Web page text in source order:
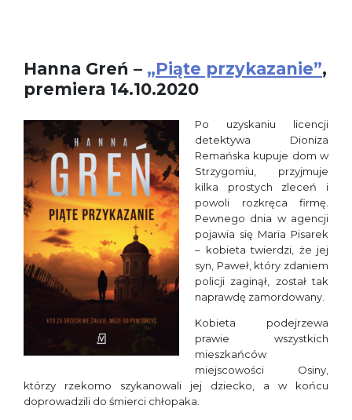
Hanna Greń – „Piąte przykazanie”,
premiera 14.10.2020
Po uzyskaniu licencji
detektywa Dioniza
Remańska kupuje dom w
Strzygomiu, przyjmuje
kilka prostych zleceń i
powoli rozkręca firmę.
Pewnego dnia w agencji
pojawia się Maria Pisarek
– kobieta twierdzi, że jej
syn, Paweł, który zdaniem
policji zaginął, został tak
naprawdę zamordowany.
Kobieta podejrzewa
prawie wszystkich
mieszkańców
miejscowości Osiny,
którzy rzekomo szykanowali jej dziecko, a w końcu
doprowadzili do śmierci chłopaka.